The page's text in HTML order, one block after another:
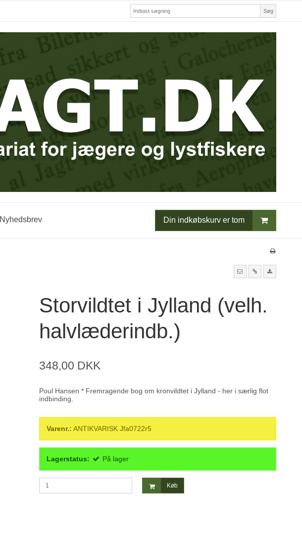
Søg
Nyhedsbrev Din indkøbskurv er tom
Storvildtet i Jylland (velh.
halvlæderindb.)
348,00 DKK
Poul Hansen * Fremragende bog om kronvildtet i Jylland - her i særlig flot
indbinding.
Varenr.: ANTIKVARISK Jfa0722r5
Lagerstatus: På lager
Køb